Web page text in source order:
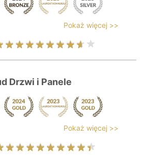
Pokaż więcej >>
Drzwi i Panele
Pokaż więcej >>